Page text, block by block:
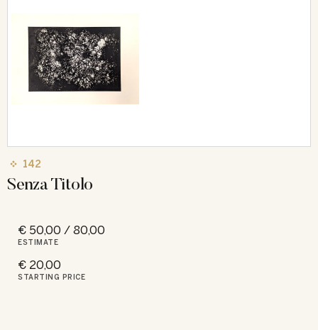
142
Senza Titolo
€ 50,00 / 80,00
ESTIMATE
€ 20,00
STARTING PRICE